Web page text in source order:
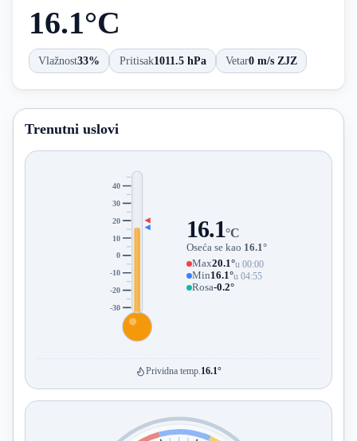
16.1°C
Vlažnost33% Pritisak1011.5 hPa Vetar0 m/s ZJZ
Trenutni uslovi
-30
-20
-10
0
10
20
30
40
16.1°C
Oseća se kao 16.1°
Max20.1°u 00:00
Min16.1°u 04:55
Rosa-0.2°
Prividna temp.16.1°